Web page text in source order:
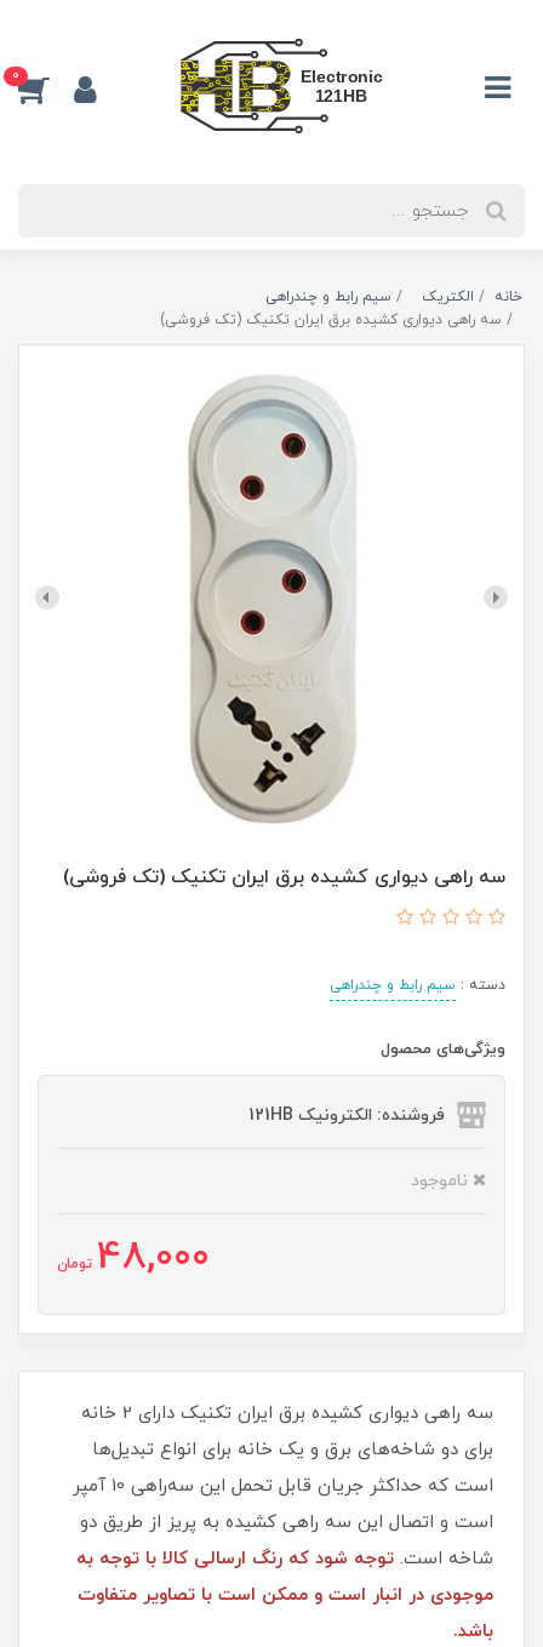
0
خانه الکتریک
سیم رابط و چندراهی
سه راهی دیواری کشیده برق ایران تکنیک (تک فروشی)
سه راهی دیواری کشیده برق ایران تکنیک (تک فروشی)
دسته : سیم رابط و چندراهی
ویژگی‌های محصول
فروشنده: الکترونیک 121HB
ناموجود
48,000 تومان
سه راهی دیواری کشیده برق ایران تکنیک دارای 2 خانه
برای دو شاخه‌های برق و یک خانه برای انواع تبدیل‌ها
است که حداکثر جریان قابل تحمل این سه‌راهی 10 آمپر
است و اتصال این سه راهی کشیده به پریز از طریق دو
شاخه است. توجه شود که رنگ ارسالی کالا با توجه به
موجودی در انبار است و ممکن است با تصاویر متفاوت
باشد.